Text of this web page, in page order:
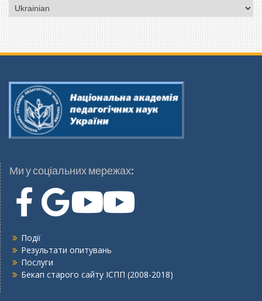
Ми у соціальних мережах:
Події
Результати опитувань
Послуги
Бекап старого сайту ІСПП (2008-2018)